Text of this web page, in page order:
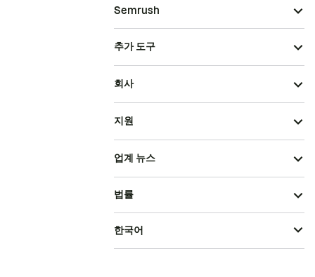
Semrush
추가 도구
회사
지원
업계 뉴스
법률
한국어